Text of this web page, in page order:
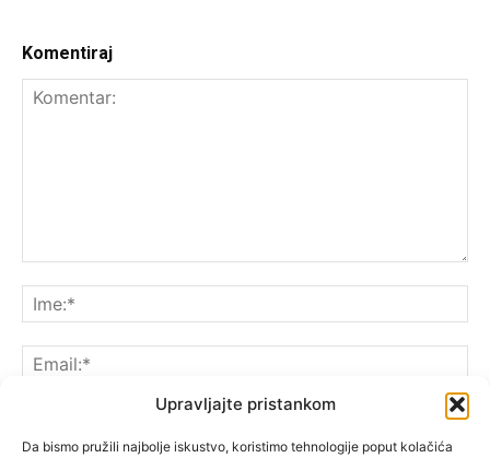
Upravljajte pristankom
Da bismo pružili najbolje iskustvo, koristimo tehnologije poput kolačića
Komentiraj